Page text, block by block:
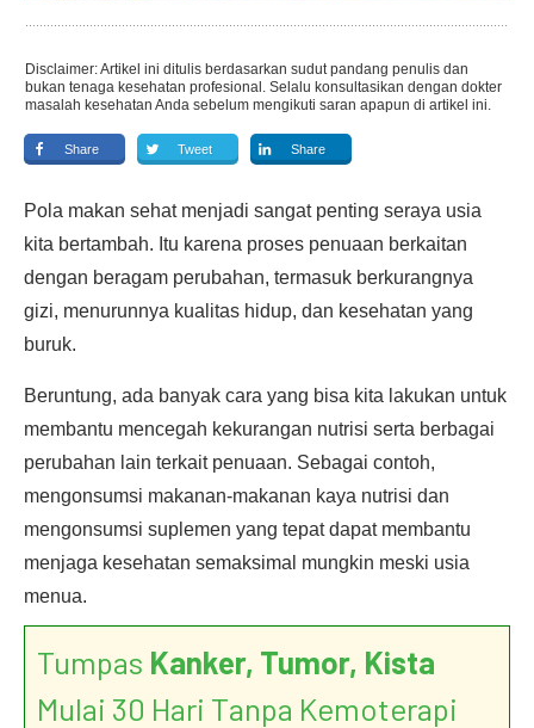
Disclaimer: Artikel ini ditulis berdasarkan sudut pandang penulis dan
bukan tenaga kesehatan profesional. Selalu konsultasikan dengan dokter
masalah kesehatan Anda sebelum mengikuti saran apapun di artikel ini.
Share Tweet Share
Pola makan sehat menjadi sangat penting seraya usia
kita bertambah. Itu karena proses penuaan berkaitan
dengan beragam perubahan, termasuk berkurangnya
gizi, menurunnya kualitas hidup, dan kesehatan yang
buruk.
Beruntung, ada banyak cara yang bisa kita lakukan untuk
membantu mencegah kekurangan nutrisi serta berbagai
perubahan lain terkait penuaan. Sebagai contoh,
mengonsumsi makanan-makanan kaya nutrisi dan
mengonsumsi suplemen yang tepat dapat membantu
menjaga kesehatan semaksimal mungkin meski usia
menua.
Tumpas Kanker, Tumor, Kista
Mulai 30 Hari Tanpa Kemoterapi